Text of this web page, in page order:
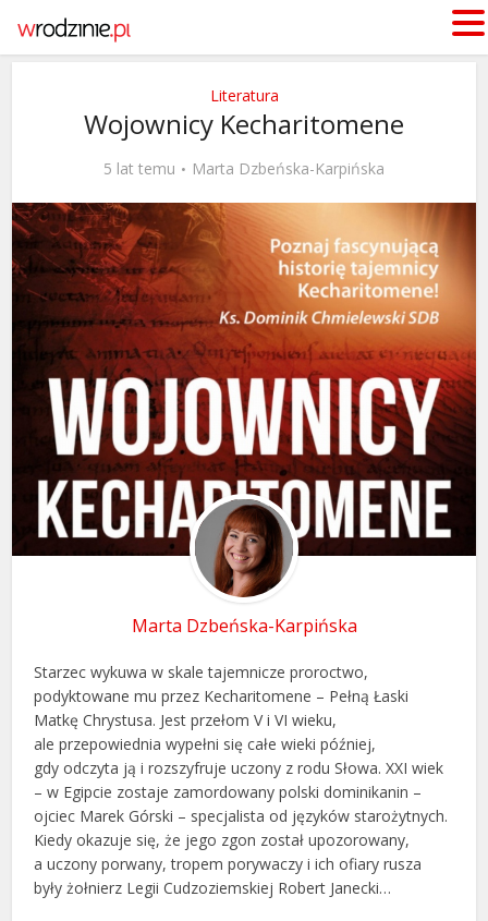
Literatura
Wojownicy Kecharitomene
5 lat temu Marta Dzbeńska-Karpińska
Marta Dzbeńska-Karpińska
Starzec wykuwa w skale tajemnicze proroctwo,
podyktowane mu przez Kecharitomene – Pełną Łaski
Matkę Chrystusa. Jest przełom V i VI wieku,
ale przepowiednia wypełni się całe wieki później,
gdy odczyta ją i rozszyfruje uczony z rodu Słowa. XXI wiek
– w Egipcie zostaje zamordowany polski dominikanin –
ojciec Marek Górski – specjalista od języków starożytnych.
Kiedy okazuje się, że jego zgon został upozorowany,
a uczony porwany, tropem porywaczy i ich ofiary rusza
były żołnierz Legii Cudzoziemskiej Robert Janecki…